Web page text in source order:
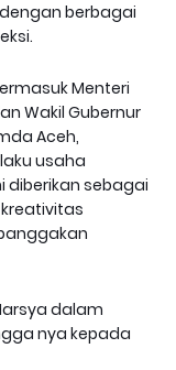
berbagai
Menteri
Wakil Gubernur
Aceh,
usaha
diberikan sebagai
dalam
nya kepada